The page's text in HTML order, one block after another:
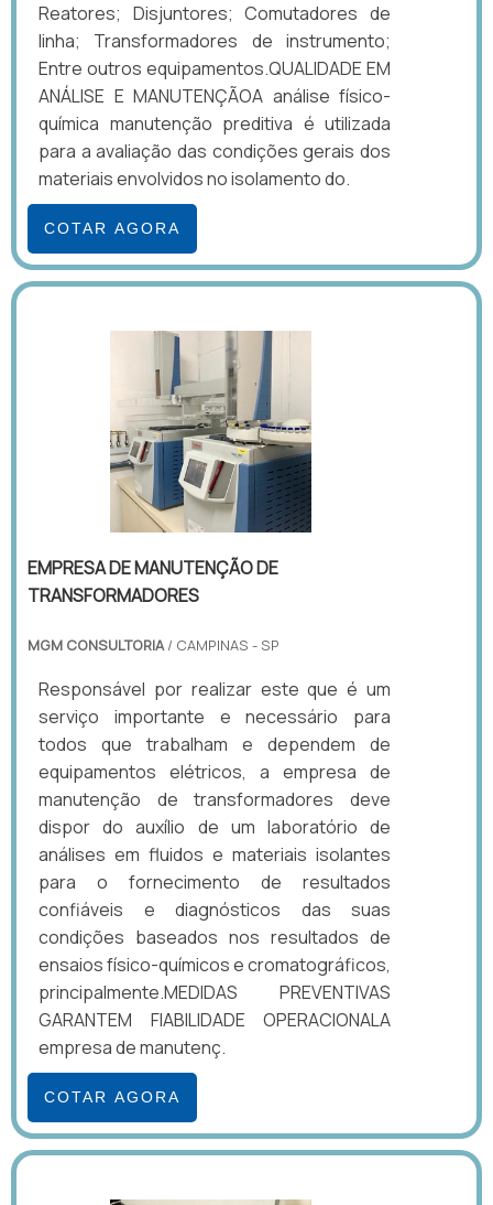
Reatores; Disjuntores; Comutadores de
linha; Transformadores de instrumento;
Entre outros equipamentos.QUALIDADE EM
ANÁLISE E MANUTENÇÃOA análise físico-
química manutenção preditiva é utilizada
para a avaliação das condições gerais dos
materiais envolvidos no isolamento do.
COTAR AGORA
EMPRESA DE MANUTENÇÃO DE
TRANSFORMADORES
MGM CONSULTORIA/ CAMPINAS - SP
Responsável por realizar este que é um
serviço importante e necessário para
todos que trabalham e dependem de
equipamentos elétricos, a empresa de
manutenção de transformadores deve
dispor do auxílio de um laboratório de
análises em fluidos e materiais isolantes
para o fornecimento de resultados
confiáveis e diagnósticos das suas
condições baseados nos resultados de
ensaios físico-químicos e cromatográficos,
principalmente.MEDIDAS PREVENTIVAS
GARANTEM FIABILIDADE OPERACIONALA
empresa de manutenç.
COTAR AGORA